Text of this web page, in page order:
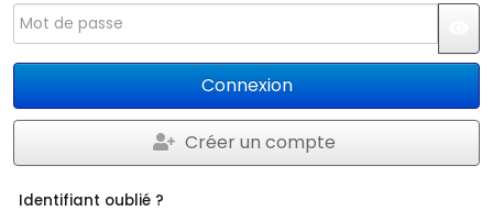
Mot de passe
Connexion
Créer un compte
Identifiant oublié ?